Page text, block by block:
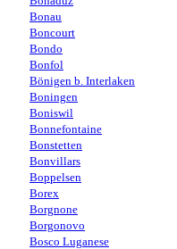
Bonau
Boncourt
Bondo
Bonfol
Bönigen b. Interlaken
Boningen
Boniswil
Bonnefontaine
Bonstetten
Bonvillars
Boppelsen
Borex
Borgnone
Borgonovo
Bosco Luganese